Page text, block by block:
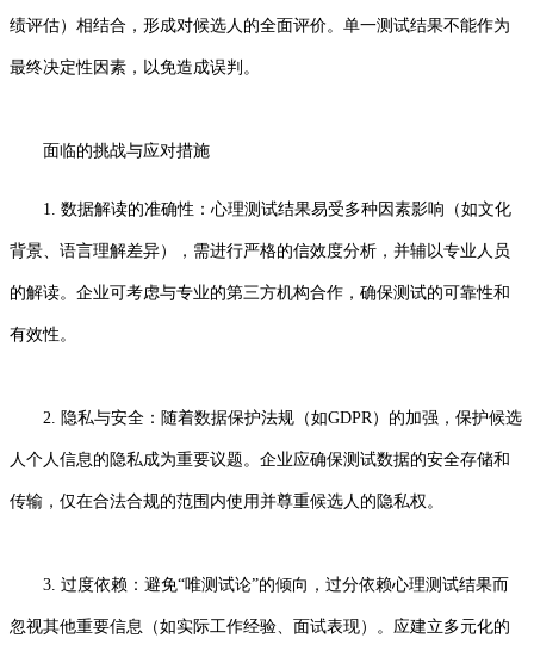
绩评估）相结合，形成对候选人的全面评价。单一测试结果不能作为
最终决定性因素，以免造成误判。
面临的挑战与应对措施
1. 数据解读的准确性：心理测试结果易受多种因素影响（如文化
背景、语言理解差异），需进行严格的信效度分析，并辅以专业人员
的解读。企业可考虑与专业的第三方机构合作，确保测试的可靠性和
有效性。
2. 隐私与安全：随着数据保护法规（如GDPR）的加强，保护候选
人个人信息的隐私成为重要议题。企业应确保测试数据的安全存储和
传输，仅在合法合规的范围内使用并尊重候选人的隐私权。
3. 过度依赖：避免“唯测试论”的倾向，过分依赖心理测试结果而
忽视其他重要信息（如实际工作经验、面试表现）。应建立多元化的